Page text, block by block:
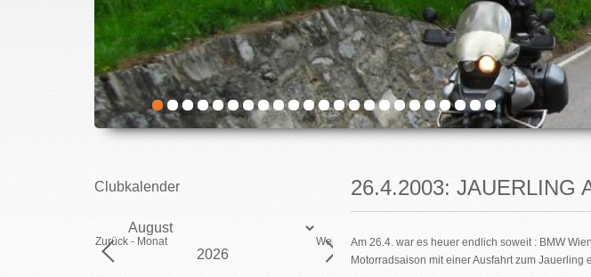
Clubkalender
Zurück - Monat
Monat
Jahr
Weiter - Monat
26.4.2003: JAUERLING
Am 26.4. war es heuer endlich soweit : BMW
Motorradsaison mit einer Ausfahrt zum Jauerling